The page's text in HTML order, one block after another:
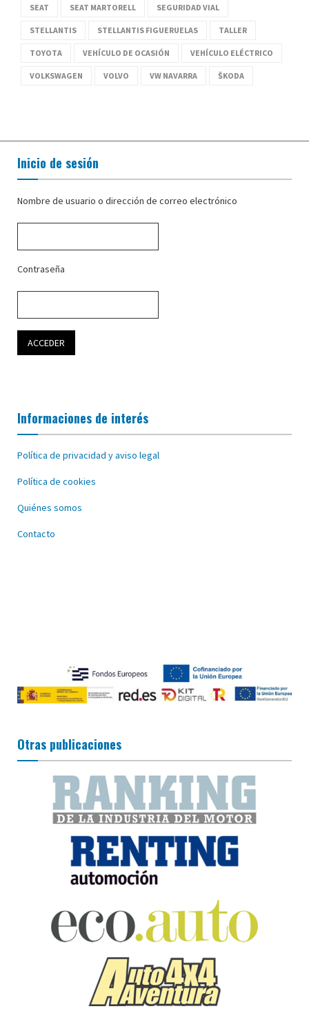
SEAT SEAT MARTORELL SEGURIDAD VIAL
STELLANTIS STELLANTIS FIGUERUELAS TALLER
TOYOTA VEHÍCULO DE OCASIÓN VEHÍCULO ELÉCTRICO
VOLKSWAGEN VOLVO VW NAVARRA ŠKODA
Inicio de sesión
Nombre de usuario o dirección de correo electrónico
Contraseña
Informaciones de interés
Política de privacidad y aviso legal
Política de cookies
Quiénes somos
Contacto
Otras publicaciones